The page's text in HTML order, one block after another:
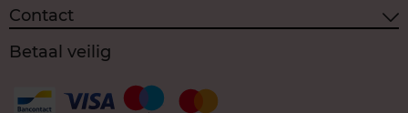
Contact
Betaal veilig